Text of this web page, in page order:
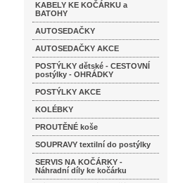
KABELY KE KOČÁRKU a
BATOHY
AUTOSEDAČKY
AUTOSEDAČKY AKCE
POSTÝLKY dětské - CESTOVNÍ
postýlky - OHRÁDKY
POSTÝLKY AKCE
KOLÉBKY
PROUTĚNÉ koše
SOUPRAVY textilní do postýlky
SERVIS NA KOČÁRKY -
Náhradní díly ke kočárku